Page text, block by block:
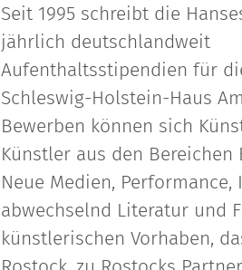
Seit 1995 schreibt die
jährlich deutschlandweit
Aufenthaltsstipendien für
Schleswig-Holstein-Haus
Bewerben können sich
Künstler aus den Bereichen
Neue Medien,
abwechselnd Literatur und
künstlerischen Vorhaben,